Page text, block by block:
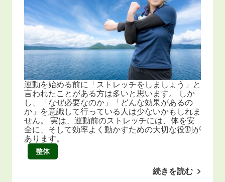
運動を始める前に「ストレッチをしましょう」と
言われたことがある方は多いと思います。 しか
し、「なぜ必要なのか」「どんな効果があるの
か」を意識して行っている人は少ないかもしれま
せん。 実は、運動前のストレッチには、体を安
全に、そして効率よく動かすための大切な役割が
あります。
整体
続きを読む